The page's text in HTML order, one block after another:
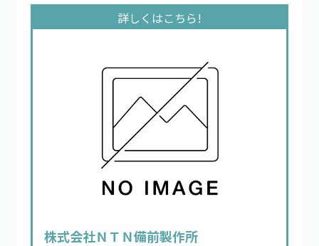
株式会社ＮＴＮ備前製作所